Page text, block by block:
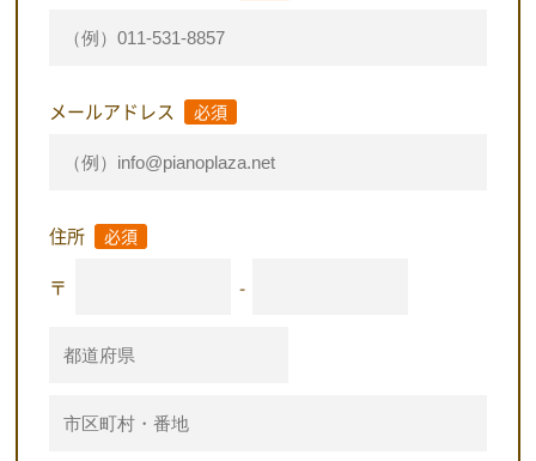
メールアドレス 必須
住所 必須
〒 -